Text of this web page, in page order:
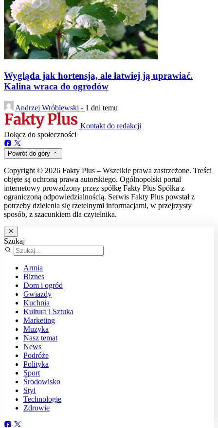
Wygląda jak hortensja, ale łatwiej ją uprawiać.
Kalina wraca do ogrodów
Andrzej Wróblewski - 1 dni temu
Kontakt do redakcji
Dołącz do społeczności
Powrót do góry
Copyright © 2026 Fakty Plus – Wszelkie prawa zastrzeżone. Treści
objęte są ochroną prawa autorskiego. Ogólnopolski portal
internetowy prowadzony przez spółkę Fakty Plus Spółka z
ograniczoną odpowiedzialnością. Serwis Fakty Plus powstał z
potrzeby dzielenia się rzetelnymi informacjami, w przejrzysty
sposób, z szacunkiem dla czytelnika.
Szukaj
Armia
Biznes
Dom i ogród
Gwiazdy
Kuchnia
Kultura i Sztuka
Marketing
Muzyka
Nasz temat
News
Podróże
Polityka
Sport
Środowisko
Styl
Technologie
Zdrowie